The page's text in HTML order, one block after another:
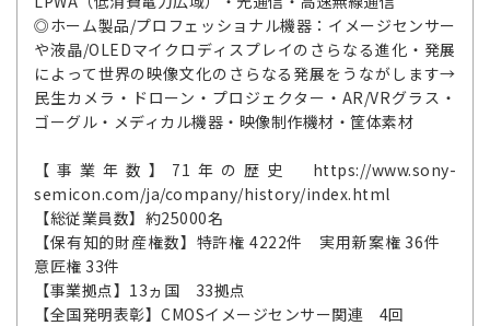
◎ホーム製品/プロフェッショナル機器：イメージセンサー
や液晶/OLEDマイクロディスプレイのさらなる進化・発展
によって世界の映像文化のさらなる発展をうながします→
民生カメラ・ドローン・プロジェクター・AR/VRグラス・
ゴーグル・メディカル機器・映像制作機材・筐体素材
【事業年数】71年の歴史 https://www.sony-
semicon.com/ja/company/history/index.html
【総従業員数】約25000名
【保有知的財産権数】特許権 4222件 実用新案権 36件
意匠権 33件
【事業拠点】13ヵ国 33拠点
【全国発明表彰】CMOSイメージセンサー関連 4回